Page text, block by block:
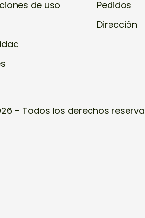
de uso
Pedidos
Dirección
– Todos los derechos